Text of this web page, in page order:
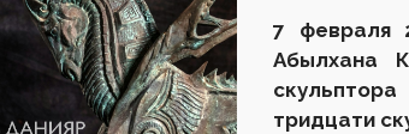
7 февраля
Абылхана
тридцати